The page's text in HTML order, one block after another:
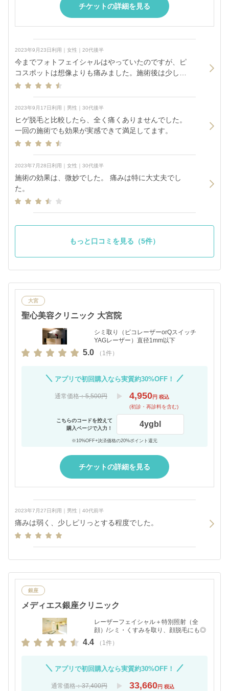
チケットの詳細を見る
2023年9月23日利用｜女性｜20代後半
今までフォトフェイシャルはやっていたのですが、ピ
コスポットは想像よりも痛みました。施術後は少し盛
り上がった感じになりましたが、3時間後には痛みはほ
2023年9月17日利用｜男性｜30代後半
ヒゲ脱毛と比較したら、全く痛くありませんでした。
一回の施術でも効果が実感できて満足してます。
2023年7月28日利用｜女性｜30代後半
施術の効果は、微妙でした。 痛みは特に大丈夫でし
た。
もっと口コミを見る（5件）
大宮
聖心美容クリニック 大宮院
シミ取り（ピコレーザーorQスイッチ
YAGレーザー）直径1mm以下
5.0 （1件）
アプリで初回購入なら実質約30%OFF！
通常価格：5,500円 4,950円 税込
(初診・再診料を含む)
こちらのコードを控えて
購入ページで入力！
4ygbl
※10%OFF+決済価格の20%ポイント還元
チケットの詳細を見る
2023年7月27日利用｜男性｜40代前半
痛みは弱く、少しピリっとする程度でした。
銀座
メディエス銀座クリニック
レーザーフェイシャル＋特別照射（全
顔）/シミ・くすみを取り、顔脱毛にも◎
4.4 （1件）
アプリで初回購入なら実質約30%OFF！
通常価格：37,400円 33,660円 税込